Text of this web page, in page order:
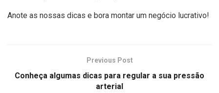
Anote as nossas dicas e bora montar um negócio lucrativo!
Previous Post
Conheça algumas dicas para regular a sua pressão
arterial